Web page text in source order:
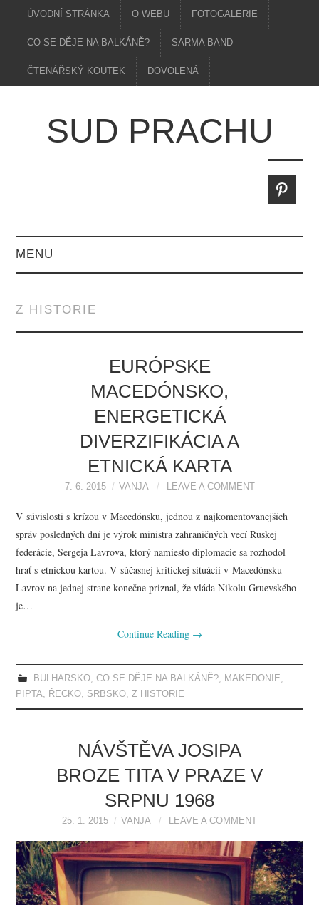
ÚVODNÍ STRÁNKA O WEBU FOTOGALERIE
CO SE DĚJE NA BALKÁNĚ? SARMA BAND
ČTENÁŘSKÝ KOUTEK DOVOLENÁ
SUD PRACHU
MENU
Z HISTORIE
EURÓPSKE
MACEDÓNSKO,
ENERGETICKÁ
DIVERZIFIKÁCIA A
ETNICKÁ KARTA
7. 6. 2015 VANJA LEAVE A COMMENT
V súvislosti s krízou v Macedónsku, jednou z najkomentovanejších
správ posledných dní je výrok ministra zahraničných vecí Ruskej
federácie, Sergeja Lavrova, ktorý namiesto diplomacie sa rozhodol
hrať s etnickou kartou. V súčasnej kritickej situácii v Macedónsku
Lavrov na jednej strane konečne priznal, že vláda Nikolu Gruevského
je…
Continue Reading →
BULHARSKO, CO SE DĚJE NA BALKÁNĚ?, MAKEDONIE
PIPTA
ŘECKO SRBSKO Z HISTORIE
NÁVŠTĚVA JOSIPA
BROZE TITA V PRAZE V
SRPNU 1968
25. 1. 2015 VANJA LEAVE A COMMENT